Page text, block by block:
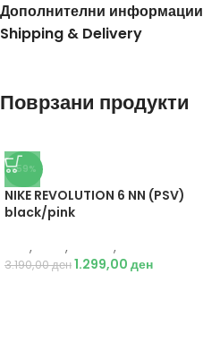
Дополнителни информации
Shipping & Delivery
Поврзани продукти
-59%
NIKE REVOLUTION 6 NN (PSV)
black/pink
, , ,
3.190,00ден1.299,00 ден